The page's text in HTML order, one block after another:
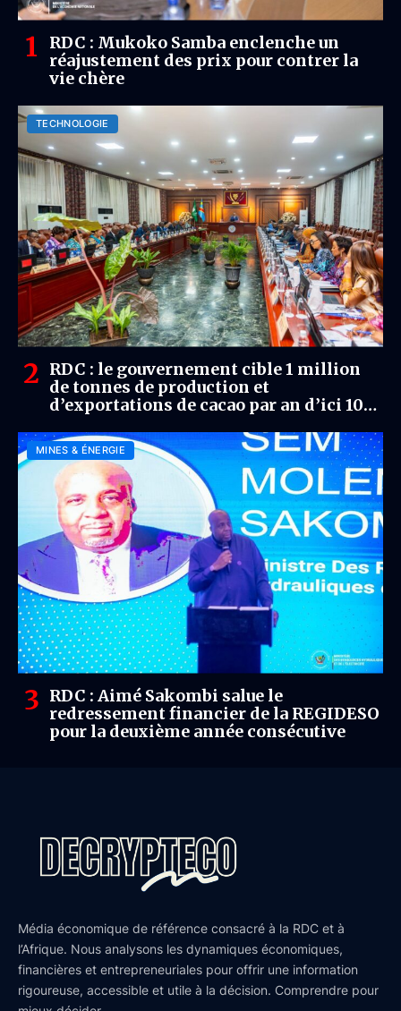
RDC : Mukoko Samba enclenche un
réajustement des prix pour contrer la
vie chère
TECHNOLOGIE
RDC : le gouvernement cible 1 million
de tonnes de production et
d’exportations de cacao par an d’ici 10
MINES & ÉNERGIE
RDC : Aimé Sakombi salue le
redressement financier de la REGIDESO
pour la deuxième année consécutive
Média économique de référence consacré à la RDC et à
l’Afrique. Nous analysons les dynamiques économiques,
financières et entrepreneuriales pour offrir une information
rigoureuse, accessible et utile à la décision. Comprendre pour